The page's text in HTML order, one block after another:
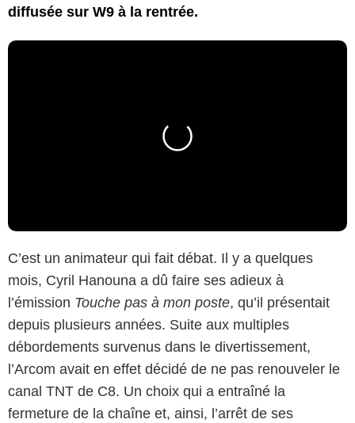
diffusée sur W9 à la rentrée.
C’est un animateur qui fait débat. Il y a quelques
mois, Cyril Hanouna a dû faire ses adieux à
l’émission Touche pas à mon poste, qu’il présentait
depuis plusieurs années. Suite aux multiples
débordements survenus dans le divertissement,
l’Arcom avait en effet décidé de ne pas renouveler le
canal TNT de C8. Un choix qui a entraîné la
fermeture de la chaîne et, ainsi, l’arrêt de ses